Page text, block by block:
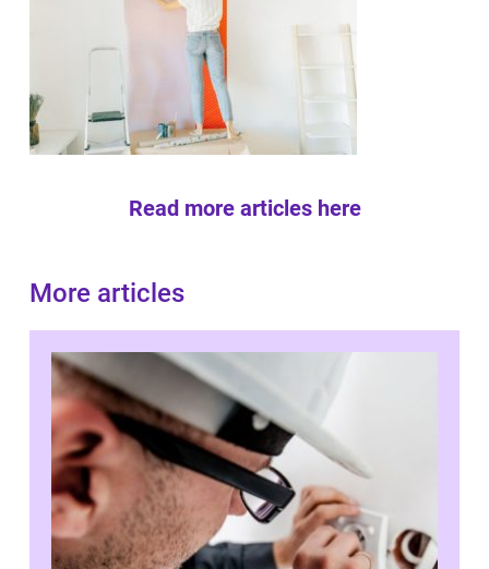
Read more articles here
More articles